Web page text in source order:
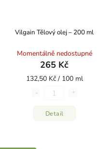
Vilgain Tělový olej – 200 ml
Momentálně nedostupné
265 Kč
132,50 Kč / 100 ml
Detail